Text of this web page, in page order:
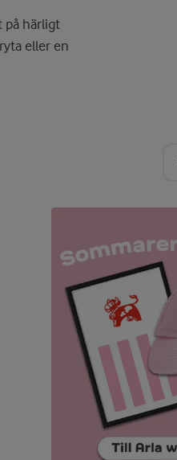
på härligt
eller en